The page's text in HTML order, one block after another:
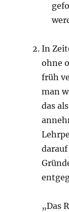
In
ohne
früh
man
das
„Das